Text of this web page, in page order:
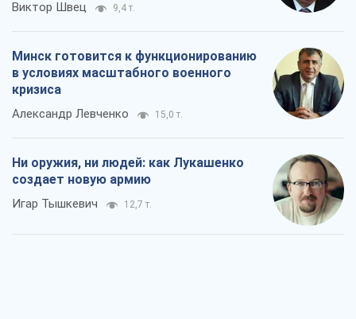
Виктор Швец 9,4 т.
Минск готовится к функционированию
в условиях масштабного военного
кризиса
Александр Левченко 15,0 т.
Ни оружия, ни людей: как Лукашенко
создает новую армию
Игар Тышкевич 12,7 т.